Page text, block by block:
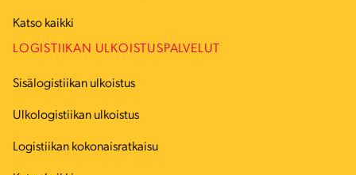
Katso kaikki
LOGISTIIKAN ULKOISTUSPALVELUT
Sisälogistiikan ulkoistus
Ulkologistiikan ulkoistus
Logistiikan kokonaisratkaisu